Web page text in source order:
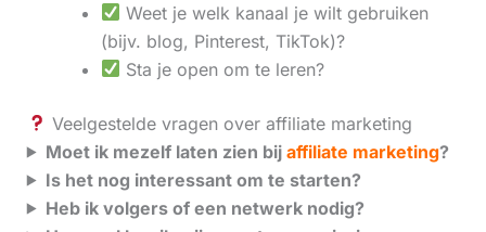
Weet je welk kanaal je wilt gebruiken
(bijv. blog, Pinterest, TikTok)?
Sta je open om te leren?
Veelgestelde vragen over affiliate marketing
Moet ik mezelf laten zien bij affiliate marketing?
Is het nog interessant om te starten?
Heb ik volgers of een netwerk nodig?